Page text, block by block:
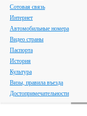
Сотовая связь
Интернет
Автомобильные номера
Видео страны
Паспорта
История
Культура
Визы, правила въезда
Достопримечательности